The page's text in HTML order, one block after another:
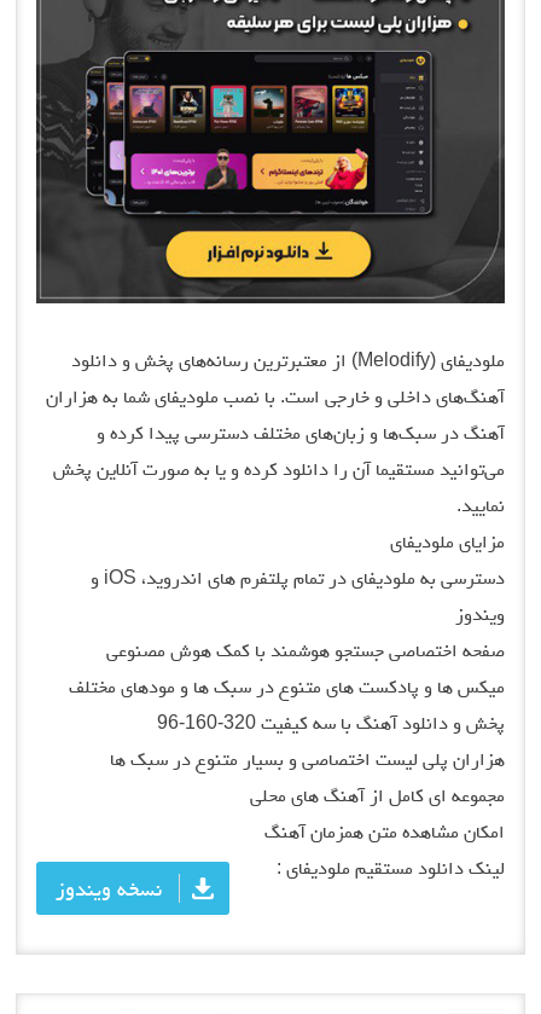
ملودیفای (Melodify) از معتبرترین رسانه‌های پخش و دانلود
آهنگ‌های داخلی و خارجی است. با نصب ملودیفای شما به هزاران
آهنگ در سبک‌ها و زبان‌های مختلف دسترسی پیدا کرده و
می‌توانید مستقیما آن را دانلود کرده و یا به صورت آنلاین پخش
نمایید.
مزایای ملودیفای
دسترسی به ملودیفای در تمام پلتفرم های اندروید، iOS و
ویندوز
صفحه اختصاصی جستجو هوشمند با کمک هوش مصنوعی
میکس ها و پادکست های متنوع در سبک ها و مودهای مختلف
پخش و دانلود آهنگ با سه کیفیت 320-160-96
هزاران پلی لیست اختصاصی و بسیار متنوع در سبک ها
مجموعه ای کامل از آهنگ های محلی
امکان مشاهده متن همزمان آهنگ
لینک دانلود مستقیم ملودیفای :
نسخه ویندوز